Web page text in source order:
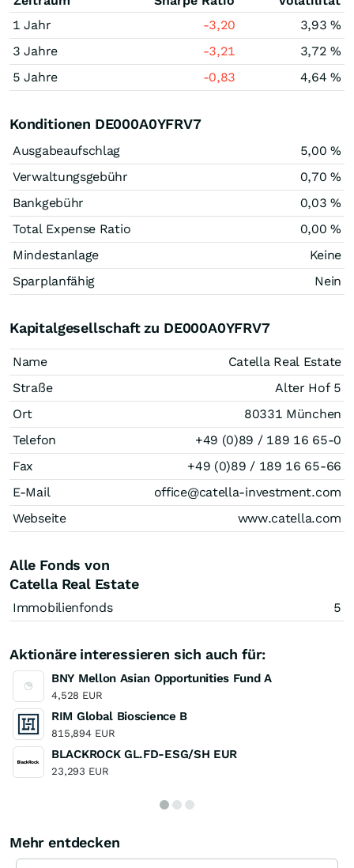
1 Jahr
-3,20
3,93 %
3 Jahre
-3,21
3,72 %
5 Jahre
-0,83 4,64 %
Konditionen DE000A0YFRV7
Ausgabeaufschlag
5,00 %
Verwaltungsgebühr
0,70 %
Bankgebühr
0,03 %
Total Expense Ratio
0,00 %
Mindestanlage
Keine
Sparplanfähig
Nein
Kapitalgesellschaft zu DE000A0YFRV7
Name
Catella Real Estate
Straße
Alter Hof 5
Ort
80331 München
Telefon
+49 (0)89 / 189 16 65-0
Fax
+49 (0)89 / 189 16 65-66
E-Mail
office@catella-investment.com
Webseite
www.catella.com
Alle Fonds von
Catella Real Estate
Immobilienfonds 5
Aktionäre interessieren sich auch für:
BNY Mellon Asian Opportunities Fund A
4,528 EUR
RIM Global Bioscience B
815,894 EUR
BLACKROCK GL.FD-ESG/SH EUR
23,293 EUR
Mehr entdecken